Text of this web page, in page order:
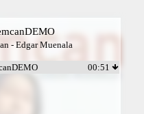
- Edgar Muenala
00:51